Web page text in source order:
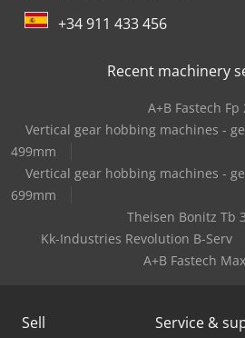
+34 911 433 456
Recent machinery
A+B Fastech Fp
Vertical gear hobbing machines -
499mm
Vertical gear hobbing machines -
699mm
Theisen Bonitz Tb
Kk-Industries Revolution B-Serv
A+B Fastech
Sell Service &